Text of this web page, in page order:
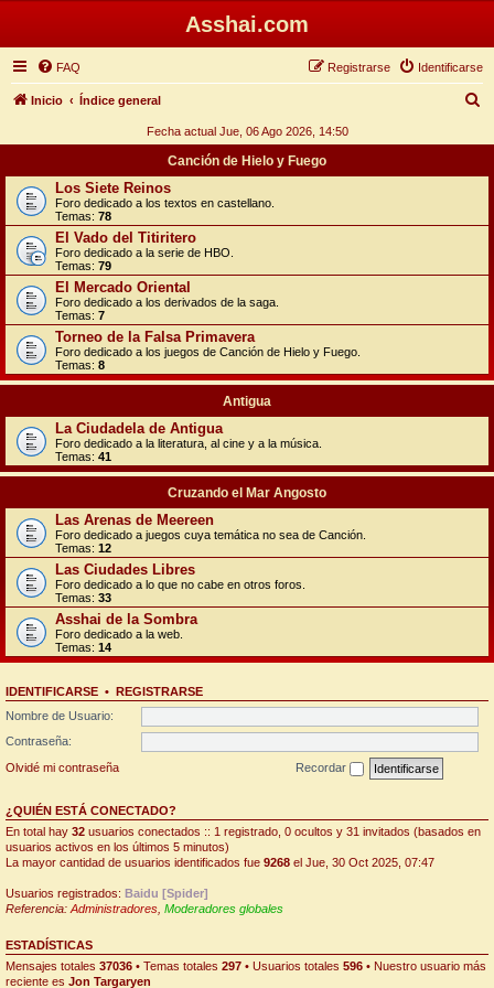
Asshai.com
FAQ Identificarse
Registrarse
Inicio Índice general
c
Fecha actual Jue, 06 Ago 2026, 14:50
Canción de Hielo y Fuego
Los Siete Reinos
Foro dedicado a los textos en castellano.
Temas: 78
El Vado del Titiritero
Foro dedicado a la serie de HBO.
Temas: 79
El Mercado Oriental
Foro dedicado a los derivados de la saga.
Temas: 7
Torneo de la Falsa Primavera
Foro dedicado a los juegos de Canción de Hielo y Fuego.
Temas: 8
Antigua
La Ciudadela de Antigua
Foro dedicado a la literatura, al cine y a la música.
Temas: 41
Cruzando el Mar Angosto
Las Arenas de Meereen
Foro dedicado a juegos cuya temática no sea de Canción.
Temas: 12
Las Ciudades Libres
Foro dedicado a lo que no cabe en otros foros.
Temas: 33
Asshai de la Sombra
Foro dedicado a la web.
Temas: 14
IDENTIFICARSE • REGISTRARSE
Nombre de Usuario:
Contraseña:
Olvidé mi contraseña
Recordar
¿QUIÉN ESTÁ CONECTADO?
En total hay 32 usuarios conectados :: 1 registrado, 0 ocultos y 31 invitados (basados en
usuarios activos en los últimos 5 minutos)
La mayor cantidad de usuarios identificados fue 9268 el Jue, 30 Oct 2025, 07:47
Usuarios registrados: Baidu [Spider]
Referencia: Administradores Moderadores globales
ESTADÍSTICAS
Mensajes totales 37036 • Temas totales 297 • Usuarios totales 596 • Nuestro usuario más
reciente es Jon Targaryen